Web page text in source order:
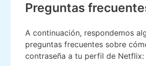
Preguntas
A continuación, respondemos
preguntas frecuentes sobre
contraseña a tu perfil de Netflix: